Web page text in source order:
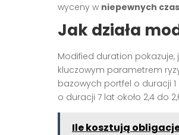
wyceny w niepewnych
Jak działa
Modified duration
kluczowym parametrem
bazowych portfel o duracji 1
o duracji 7 lat około 2,4 do
Ile kosztują